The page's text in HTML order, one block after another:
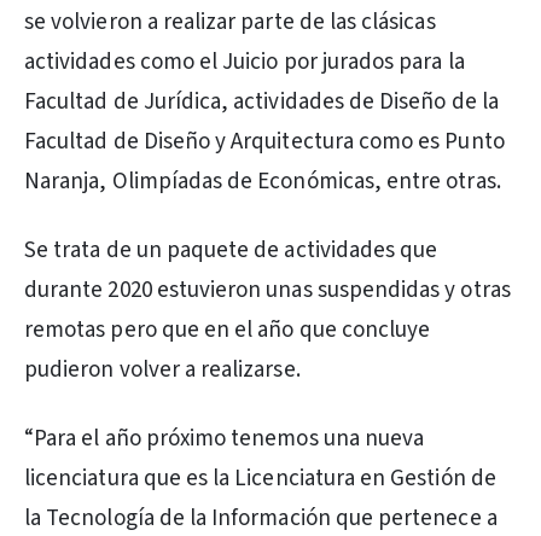
se volvieron a realizar parte de las clásicas
actividades como el Juicio por jurados para la
Facultad de Jurídica, actividades de Diseño de la
Facultad de Diseño y Arquitectura como es Punto
Naranja, Olimpíadas de Económicas, entre otras.
Se trata de un paquete de actividades que
durante 2020 estuvieron unas suspendidas y otras
remotas pero que en el año que concluye
pudieron volver a realizarse.
“Para el año próximo tenemos una nueva
licenciatura que es la Licenciatura en Gestión de
la Tecnología de la Información que pertenece a